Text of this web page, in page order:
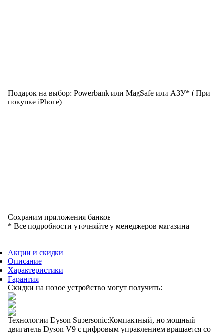
Подарок на выбор: Powerbank или MagSafe или AЗУ* ( При
покупке iPhone)
Сохраним приложения банков
* Все подробности уточняйте у менеджеров магазина
Акции и скидки
Описание
Характеристики
Гарантия
Скидки на новое устройство могут получить:
Технологии Dyson Supersonic:Компактный, но мощный
двигатель Dyson V9 с цифровым управлением вращается со